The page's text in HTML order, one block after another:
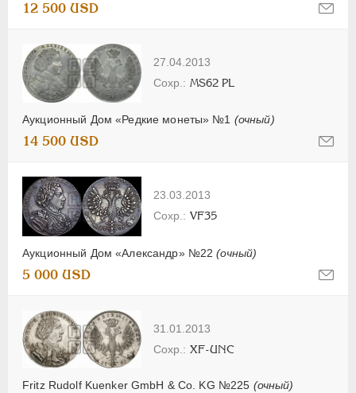
12 500 USD
27.04.2013
Аукционный Дом «Редкие монеты» №1 (очный)
MS62 PL
14 500 USD
23.03.2013
Аукционный Дом «Александр» №22(очный)
VF35
5 000 USD
31.01.2013
Fritz Rudolf Kuenker GmbH & Co. KG №225 (очный)
XF-UNC